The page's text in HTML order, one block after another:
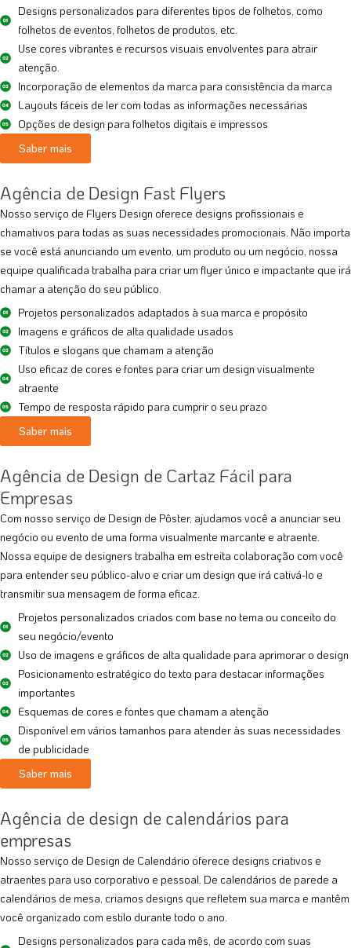
Designs personalizados para diferentes tipos de folhetos, como
folhetos de eventos, folhetos de produtos, etc.
Use cores vibrantes e recursos visuais envolventes para atrair
atenção.
Incorporação de elementos da marca para consistência da marca
Layouts fáceis de ler com todas as informações necessárias
Opções de design para folhetos digitais e impressos
Saber mais
Agência de Design Fast Flyers
Nosso serviço de Flyers Design oferece designs profissionais e
chamativos para todas as suas necessidades promocionais. Não importa
se você está anunciando um evento, um produto ou um negócio, nossa
equipe qualificada trabalha para criar um flyer único e impactante que irá
chamar a atenção do seu público.
Projetos personalizados adaptados à sua marca e propósito
Imagens e gráficos de alta qualidade usados
Títulos e slogans que chamam a atenção
Uso eficaz de cores e fontes para criar um design visualmente
atraente
Tempo de resposta rápido para cumprir o seu prazo
Saber mais
Agência de Design de Cartaz Fácil para
Empresas
Com nosso serviço de Design de Pôster, ajudamos você a anunciar seu
negócio ou evento de uma forma visualmente marcante e atraente.
Nossa equipe de designers trabalha em estreita colaboração com você
para entender seu público-alvo e criar um design que irá cativá-lo e
transmitir sua mensagem de forma eficaz.
Projetos personalizados criados com base no tema ou conceito do
seu negócio/evento
Uso de imagens e gráficos de alta qualidade para aprimorar o design
Posicionamento estratégico do texto para destacar informações
importantes
Esquemas de cores e fontes que chamam a atenção
Disponível em vários tamanhos para atender às suas necessidades
de publicidade
Saber mais
Agência de design de calendários para
empresas
Nosso serviço de Design de Calendário oferece designs criativos e
atraentes para uso corporativo e pessoal. De calendários de parede a
calendários de mesa, criamos designs que refletem sua marca e mantêm
você organizado com estilo durante todo o ano.
Designs personalizados para cada mês, de acordo com suas